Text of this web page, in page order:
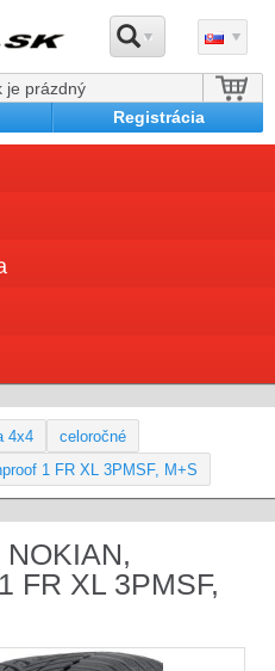
je prázdný
Registrácia
4x4
celoročné
1 FR XL 3PMSF, M+S
FR XL 3PMSF,